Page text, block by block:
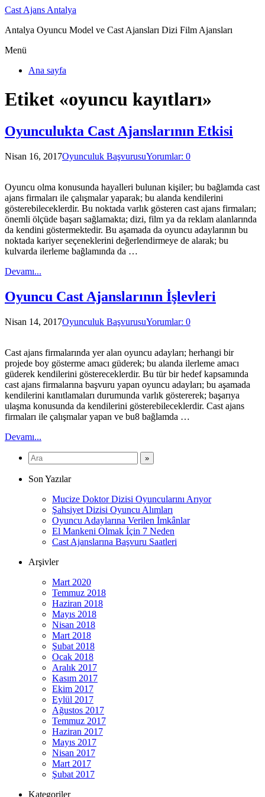
Cast Ajans Antalya
Antalya Oyuncu Model ve Cast Ajansları Dizi Film Ajansları
Menü
Ana sayfa
Etiket «oyuncu kayıtları»
Oyunculukta Cast Ajanslarının Etkisi
Nisan 16, 2017Oyunculuk BaşvurusuYorumlar: 0
Oyuncu olma konusunda hayalleri bulunan kişiler; bu bağlamda cast
ajans firmaları ile çalışmalar yaparak; bu alanda kendilerini
gösterebileceklerdir. Bu noktada varlık gösteren cast ajans firmaları;
önemli ölçüde başarı sağlamakta; dizi, film ya da reklam alanlarında
da kendini göstermektedir. Bu aşamada da oyuncu adaylarının bu
noktada kariyer seçeneklerini değerlendirmeye de alarak; bu
kulvarda ilerleme bağlamında da …
Devamı...
Oyuncu Cast Ajanslarının İşlevleri
Nisan 14, 2017Oyunculuk BaşvurusuYorumlar: 0
Cast ajans firmalarında yer alan oyuncu adayları; herhangi bir
projede boy gösterme amacı güderek; bu alanda ilerleme amacı
güderek kendilerini göstereceklerdir. Bu tür bir hedef kapsamında
cast ajans firmalarına başvuru yapan oyuncu adayları; bu aşamada
kendilerini kanıtlamaları durumunda varlık göstererek; başarıya
ulaşma konusunda da kendilerini gösterebileceklerdir. Cast ajans
firmaları ile çalışmalar yapan ve bu8 bağlamda …
Devamı...
Son Yazılar
Mucize Doktor Dizisi Oyuncularını Arıyor
Şahsiyet Dizisi Oyuncu Alımları
Oyuncu Adaylarına Verilen İmkânlar
El Mankeni Olmak İçin 7 Neden
Cast Ajanslarına Başvuru Saatleri
Arşivler
Mart 2020
Temmuz 2018
Haziran 2018
Mayıs 2018
Nisan 2018
Mart 2018
Şubat 2018
Ocak 2018
Aralık 2017
Kasım 2017
Ekim 2017
Eylül 2017
Ağustos 2017
Temmuz 2017
Haziran 2017
Mayıs 2017
Nisan 2017
Mart 2017
Şubat 2017
Kategoriler